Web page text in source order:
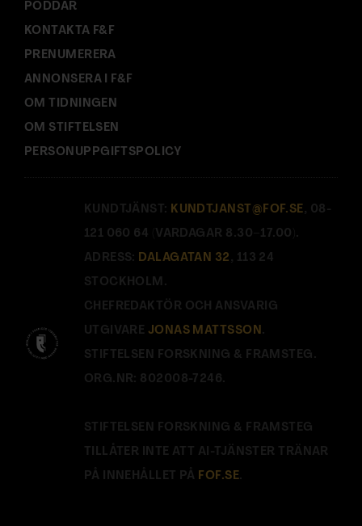
PODDAR
KONTAKTA F&F
PRENUMERERA
ANNONSERA I F&F
OM TIDNINGEN
OM STIFTELSEN
PERSONUPPGIFTSPOLICY
KUNDTJÄNST: KUNDTJANST@FOF.SE , 08-
121 060 64 (VARDAGAR 8.30–17.00).
ADRESS: DALAGATAN 32 , 113 24
STOCKHOLM.
CHEFREDAKTÖR OCH ANSVARIG
UTGIVARE JONAS MATTSSON.
STIFTELSEN FORSKNING & FRAMSTEG.
ORG.NR: 802008-7246.
STIFTELSEN FORSKNING & FRAMSTEG
TILLÅTER INTE ATT AI-TJÄNSTER TRÄNAR
PÅ INNEHÅLLET PÅ FOF.SE.